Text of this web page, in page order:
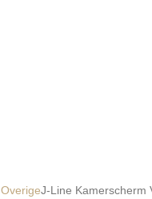
OverigeJ-Line Kamerscherm